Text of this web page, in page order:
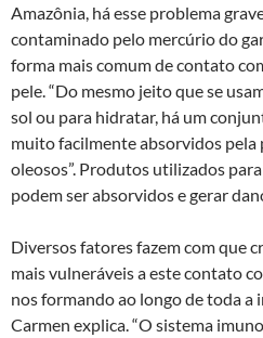
Amazônia, há esse problema
contaminado pelo mercúrio do
forma mais comum de contato
pele. “Do mesmo jeito que se
sol ou para hidratar, há um
muito facilmente absorvidos pela
oleosos”. Produtos utilizados
podem ser absorvidos e gerar
Diversos fatores fazem com que
mais vulneráveis a este contato
nos formando ao longo de toda a
Carmen explica. “O sistema